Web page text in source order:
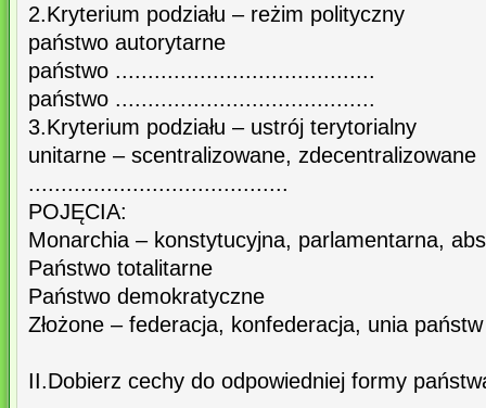
2.Kryterium podziału – reżim polityczny
państwo autorytarne
państwo ........................................
państwo ........................................
3.Kryterium podziału – ustrój terytorialny
unitarne – scentralizowane, zdecentralizowane
........................................
POJĘCIA:
Monarchia – konstytucyjna, parlamentarna,
Państwo totalitarne
Państwo demokratyczne
Złożone – federacja, konfederacja, unia państw
II.Dobierz cechy do odpowiedniej formy